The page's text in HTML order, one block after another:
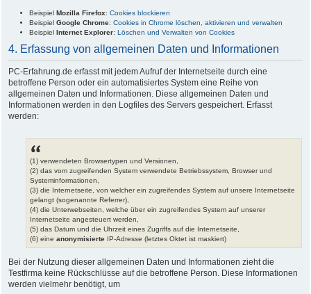
Beispiel Mozilla Firefox: Cookies blockieren
Beispiel Google Chrome: Cookies in Chrome löschen, aktivieren und verwalten
Beispiel Internet Explorer: Löschen und Verwalten von Cookies
4. Erfassung von allgemeinen Daten und Informationen
PC-Erfahrung.de erfasst mit jedem Aufruf der Internetseite durch eine
betroffene Person oder ein automatisiertes System eine Reihe von
allgemeinen Daten und Informationen. Diese allgemeinen Daten und
Informationen werden in den Logfiles des Servers gespeichert. Erfasst
werden:
(1) verwendeten Browsertypen und Versionen,
(2) das vom zugreifenden System verwendete Betriebssystem, Browser und
Systeminformationen,
(3) die Internetseite, von welcher ein zugreifendes System auf unsere Internetseite
gelangt (sogenannte Referrer),
(4) die Unterwebseiten, welche über ein zugreifendes System auf unserer
Internetseite angesteuert werden,
(5) das Datum und die Uhrzeit eines Zugriffs auf die Internetseite,
(6) eine anonymisierte IP-Adresse (letztes Oktet ist maskiert)
Bei der Nutzung dieser allgemeinen Daten und Informationen zieht die
Testfirma keine Rückschlüsse auf die betroffene Person. Diese Informationen
werden vielmehr benötigt, um